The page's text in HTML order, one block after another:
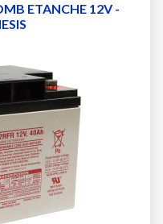
ETANCHE 12V -